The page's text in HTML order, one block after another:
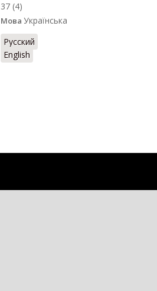
37 (4)
Мова Українська
Русский
English